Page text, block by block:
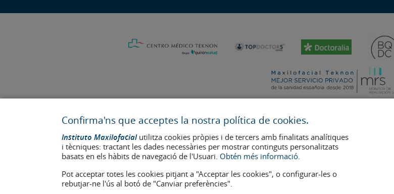
Última actualització: 2023
La informació present a la web no reemplaça sinó complementa la relació metge-pacient. En cas de dubte, consulti
apareixen a la web estan publicades amb el seu consentiment i es retiraran a qualsevol moment a petició dels pacients.
–Política de Cookies –Política de Privacitat
Confirma'ns que acceptes la nostra política de cookies.
Instituto Maxilofacialutilitza cookies pròpies i de tercers amb finalitats analítiques
i tècniques: tractant les dades necessàries per mostrar continguts personalitzats
basats en els hàbits de navegació de l'Usuari. Obtén més informació.
Pot acceptar totes les cookies pitjant a "Acceptar les cookies", o configurar-les o
rebutjar-ne l'ús al botó de "Canviar preferències".